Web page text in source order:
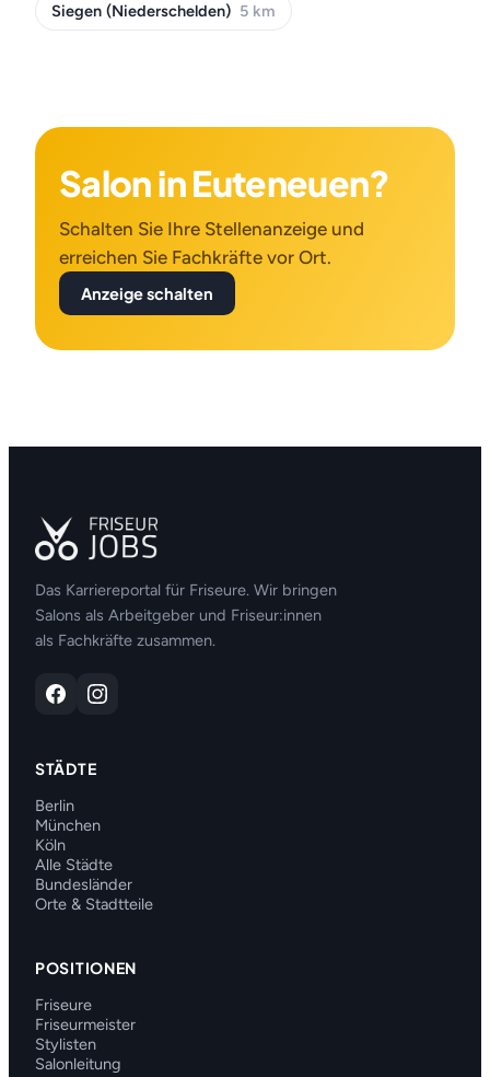
Siegen (Niederschelden) 5 km
Salon in Euteneuen?
Schalten Sie Ihre Stellenanzeige und
erreichen Sie Fachkräfte vor Ort.
Anzeige schalten
Das Karriereportal für Friseure. Wir bringen
Salons als Arbeitgeber und Friseur:innen
als Fachkräfte zusammen.
STÄDTE
Berlin
München
Köln
Alle Städte
Bundesländer
Orte & Stadtteile
POSITIONEN
Friseure
Friseurmeister
Stylisten
Salonleitung